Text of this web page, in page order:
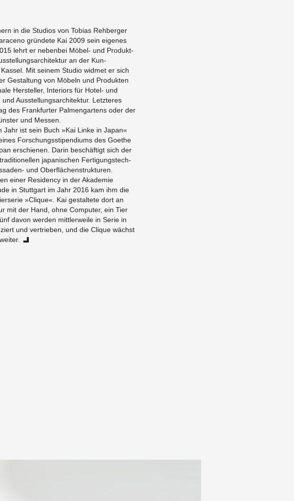
in die Stu­dios von To­bias Re­hberger
gründete Kai 2009 sein eigenes
lehrt er neben­bei Möbel- und Pro­duk­t­
an der Kun­
Mit seinem Stu­dio wid­met er sich
Gestal­tung von Möbeln und Pro­duk­ten
Her­steller, In­te­ri­ors für Ho­tel- und
und Ausstel­lungsar­chitek­tur. Let­zteres
des Frank­furter Pal­men­gartens oder der
und Messen.
Jahr ist sein Buch »Kai Linke in Japan«
Forschungsstipendi­ums des Goethe
er­schienen. Darin beschäftigt sich der
japanis­chen Fer­ti­gung­stech­
und Oberflächen­struk­turen.
einer Res­i­dency in der Akademie
in Stuttgart im Jahr 2016 kam ihm die
»Clique«. Kai gestal­tete dort an
mit der Hand, ohne Com­puter, ein Tier
davon wer­den mit­tler­weile in Serie in
und ver­trieben, und die Clique wächst